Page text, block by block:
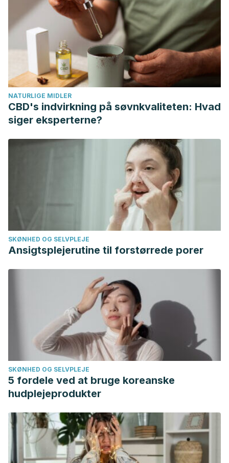
NATURLIGE MIDLER
CBD's indvirkning på søvnkvaliteten: Hvad
siger eksperterne?
SKØNHED OG SELVPLEJE
Ansigtsplejerutine til forstørrede porer
SKØNHED OG SELVPLEJE
5 fordele ved at bruge koreanske
hudplejeprodukter